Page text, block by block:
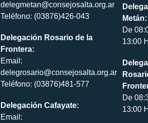
delegmetan@consejosalta.org.ar
Teléfono: (03876)426-043
Delegación Rosario de la
Frontera:
Email:
delegrosario@consejosalta.org.ar
Teléfono: (03876)481-577
Delegación Cafayate:
Email:
Metán:
De
13:00
De
13:00